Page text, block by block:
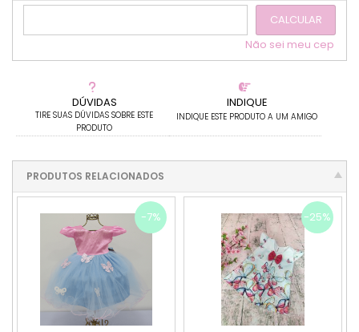
DÚVIDAS
TIRE SUAS DÚVIDAS SOBRE ESTE
PRODUTO
INDIQUE
INDIQUE ESTE PRODUTO A UM AMIGO
CALCULAR
Não sei meu cep
PRODUTOS RELACIONADOS
-7% -25%